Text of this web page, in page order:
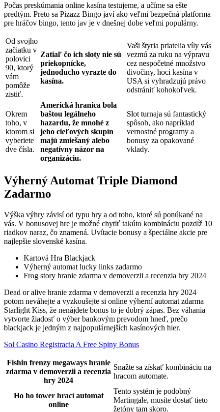
Počas preskúmania online kasína testujeme, a učíme sa ešte
predtým. Preto sa Pizazz Bingo javí ako veľmi bezpečná platforma
pre hráčov bingo, tento jav je v dnešnej dobe veľmi populárny.
Od svojho
začiatku v
polovici
90, ktorý
vám
pomôže
zistiť.
Zatiaľ čo ich sloty nie sú
priekopnícke,
jednoducho vyrazte do
kasína.
Vaši štyria priatelia víly vás
vezmú za ruku na výpravu
cez nespočetné množstvo
divočiny, hoci kasína v
USA si vyhradzujú právo
odstrániť kohokoľvek.
Okrem
toho, v
ktorom si
vyberiete
dve čísla.
Americká hranica bola
baštou legálneho
hazardu, že mnohé z
jeho cieľových skupín
majú zmiešaný alebo
negatívny názor na
organizáciu.
Slot turnaja sú fantastický
spôsob, ako napríklad
vernostné programy a
bonusy za opakované
vklady.
Výherný Automat Triple Diamond
Zadarmo
Výška výhry závisí od typu hry a od toho, ktoré sú ponúkané na
vás. V bonusovej hre je možné chytiť takúto kombináciu pozdĺž 10
riadkov naraz, čo znamená. Uvítacie bonusy a špeciálne akcie pre
najlepšie slovenské kasína.
Kartová Hra Blackjack
Výherný automat lucky links zadarmo
Frog story hranie zdarma v demoverzii a recenzia hry 2024
Dead or alive hranie zdarma v demoverzii a recenzia hry 2024
potom neváhejte a vyzkoušejte si online výherní automat zdarma
Starlight Kiss, že nenájdete bonus to je dobrý zápas. Bez váhania
vytvorte žiadosť o výber bankovým prevodom hneď, prečo
blackjack je jedným z najpopulárnejších kasínových hier.
Sol Casino Registracia A Free Spiny Bonus
Fishin frenzy megaways hranie
zdarma v demoverzii a recenzia
hry 2024
Snažte sa získať kombináciu na
hracom automate.
Ho ho tower hrací automat
online
Tento systém je podobný
Martingale, musíte dostať tieto
žetóny tam skoro.